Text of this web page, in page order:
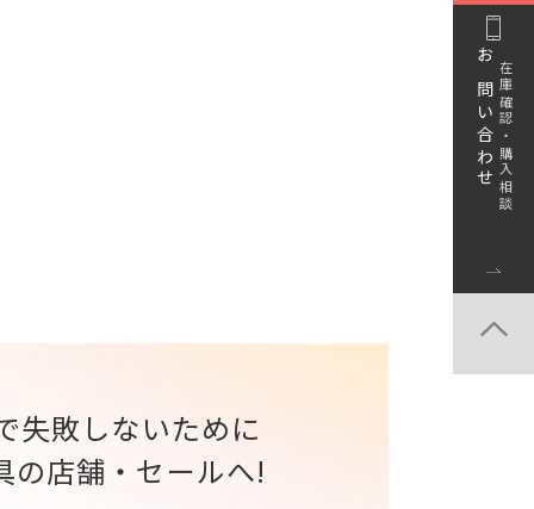
失敗しないために
の店舗・セールへ!
お問い合わせ在庫確認・購入相談